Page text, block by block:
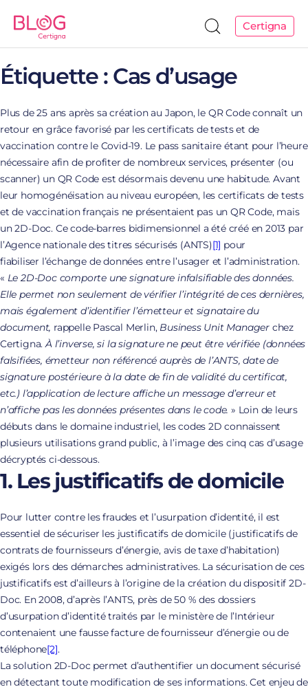
Certigna
Étiquette : Cas d’usage
Plus de 25 ans après sa création au Japon, le QR Code connaît un
retour en grâce favorisé par les certificats de tests et de
vaccination contre le Covid-19. Le pass sanitaire étant pour l’heure
nécessaire afin de profiter de nombreux services, présenter (ou
scanner) un QR Code est désormais devenu une habitude. Avant
leur homogénéisation au niveau européen, les certificats de tests
et de vaccination français ne présentaient pas un QR Code, mais
un 2D-Doc. Ce code-barres bidimensionnel a été créé en 2013 par
l’Agence nationale des titres sécurisés (ANTS)[1] pour
fiabiliser l’échange de données entre l’usager et l’administration.
« Le 2D-Doc comporte une signature infalsifiable des données.
Elle permet non seulement de vérifier l’intégrité de ces dernières,
mais également d’identifier l’émetteur et signataire du
document, rappelle Pascal Merlin, Business Unit Manager chez
Certigna.À l’inverse, si la signature ne peut être vérifiée (données
falsifiées, émetteur non référencé auprès de l’ANTS, date de
signature postérieure à la date de fin de validité du certificat,
etc.) l’application de lecture affiche un message d’erreur et
n’affiche pas les données présentes dans le code. » Loin de leurs
débuts dans le domaine industriel, les codes 2D connaissent
plusieurs utilisations grand public, à l’image des cinq cas d’usage
décryptés ci-dessous.
1. Les justificatifs de domicile
Pour lutter contre les fraudes et l’usurpation d’identité, il est
essentiel de sécuriser les justificatifs de domicile (justificatifs de
contrats de fournisseurs d’énergie, avis de taxe d’habitation)
exigés lors des démarches administratives. La sécurisation de ces
justificatifs est d’ailleurs à l’origine de la création du dispositif 2D-
Doc. En 2008, d’après l’ANTS, près de 50 % des dossiers
d’usurpation d’identité traités par le ministère de l’Intérieur
contenaient une fausse facture de fournisseur d’énergie ou de
téléphone[2].
La solution 2D-Doc permet d’authentifier un document sécurisé
en détectant toute modification de ses informations. Cet enjeu de